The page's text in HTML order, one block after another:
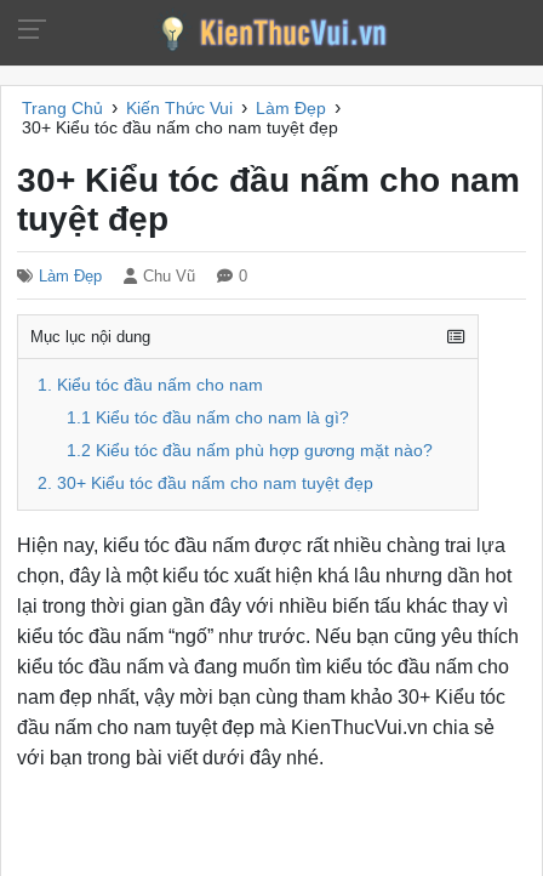
Trang Chủ › Kiến Thức Vui › Làm Đẹp ›
30+ Kiểu tóc đầu nấm cho nam tuyệt đẹp
30+ Kiểu tóc đầu nấm cho nam
tuyệt đẹp
Làm Đẹp Chu Vũ 0
Mục lục nội dung
1. Kiểu tóc đầu nấm cho nam
1.1 Kiểu tóc đầu nấm cho nam là gì?
1.2 Kiểu tóc đầu nấm phù hợp gương mặt nào?
2. 30+ Kiểu tóc đầu nấm cho nam tuyệt đẹp
Hiện nay, kiểu tóc đầu nấm được rất nhiều chàng trai lựa
chọn, đây là một kiểu tóc xuất hiện khá lâu nhưng dần hot
lại trong thời gian gần đây với nhiều biến tấu khác thay vì
kiểu tóc đầu nấm “ngố” như trước. Nếu bạn cũng yêu thích
kiểu tóc đầu nấm và đang muốn tìm kiểu tóc đầu nấm cho
nam đẹp nhất, vậy mời bạn cùng tham khảo 30+ Kiểu tóc
đầu nấm cho nam tuyệt đẹp mà KienThucVui.vn chia sẻ
với bạn trong bài viết dưới đây nhé.